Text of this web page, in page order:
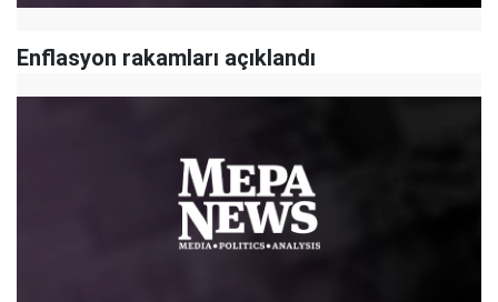
Enflasyon rakamları açıklandı